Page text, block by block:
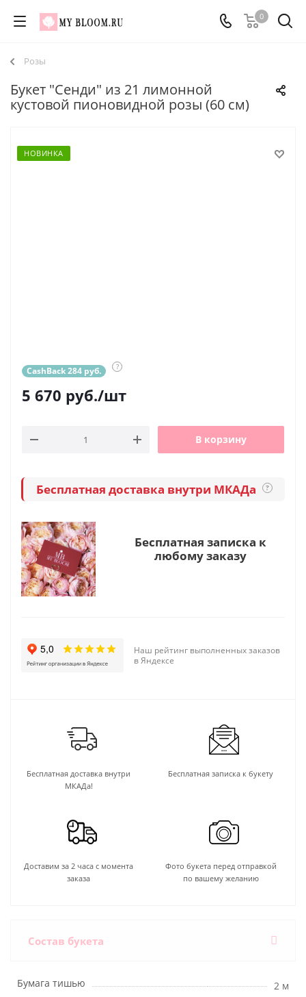
0
Розы
Букет "Сенди" из 21 лимонной
кустовой пионовидной розы (60 см)
НОВИНКА
CashBack 284 руб. ?
5 670 руб./шт
В корзину
Бесплатная доставка внутри МКАДа ?
Бесплатная записка к
любому заказу
Наш рейтинг выполненных заказов
в Яндексе
Бесплатная доставка внутри
МКАДа!
Бесплатная записка к букету
Доставим за 2 часа с момента
заказа
Фото букета перед отправкой
по вашему желанию
Состав букета
Бумага тишью
2 м